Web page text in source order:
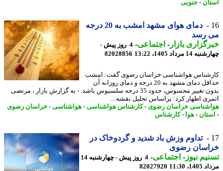
-جنوبی
دمای هوای مشهد امشب به 20 درجه
رسد
بازار- اجتماعی-
4 روز پیش -
مرداد 1405، 13:22
82028856
هواشناسی خراسان رضوی گفت: امشب
حداقل دمای مشهد به 20 درجه و دمای روزانه آن
بدون تغییر محسوس، حدود 35 درجه سلسیوس باشد. - به گزارش بازار ، مرتضی
اظهار کرد: براساس تحلیل نقشه ...
خراسان رضوی-کارشناس هواشناسی-هواشناسی-خراسان رضوی
-هوا-کارشناس
تداوم وزش باد شدید و گردوخاک در
رضوی
نیوز-اجتماعی-
4 روز پیش - چهارشنبه 14
11:30
82027920